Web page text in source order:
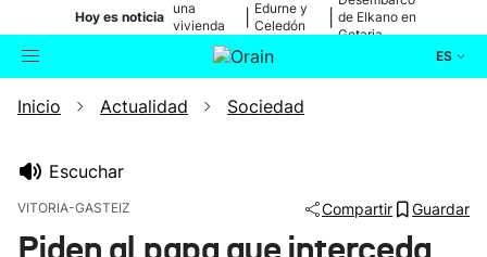
Hoy es noticia
una
vivienda
de Bilbao
Edurne y
Celedón
de Elkano en
Getaria
ES
Buscador Actualidad
Inicio Actualidad Sociedad
Escuchar
VITORIA-GASTEIZ Compartir Guardar